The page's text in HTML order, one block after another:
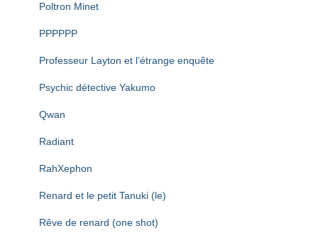
Poltron Minet
PPPPPP
Professeur Layton et l’étrange enquête
Psychic détective Yakumo
Qwan
Radiant
RahXephon
Renard et le petit Tanuki (le)
Rêve de renard (one shot)